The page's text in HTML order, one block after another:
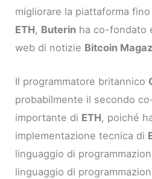
migliorare la piattaforma
ETH, Buterin ha co-fondato
web di notizie Bitcoin
Il programmatore britannico
probabilmente il secondo
importante di ETH, poiché
implementazione tecnica di
linguaggio di
linguaggio di